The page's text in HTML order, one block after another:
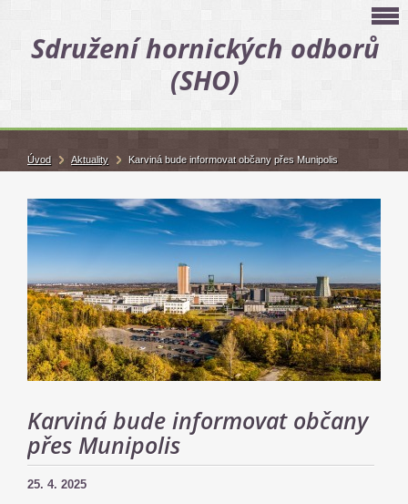
Sdružení hornických odborů
(SHO)
Karviná bude informovat občany
přes Munipolis
25. 4. 2025
Úvod Aktuality Karviná bude informovat občany přes Munipolis